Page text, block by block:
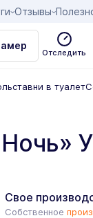
Отзывы
Отследить
в туалет
Свое
Собственное